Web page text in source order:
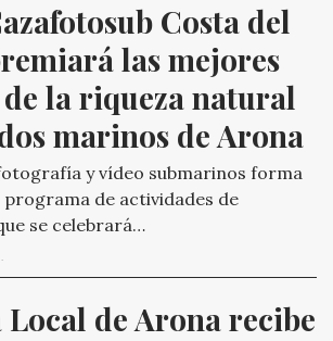
Costa del
las mejores
la riqueza natural
marinos de Arona
y vídeo submarinos forma
de actividades de
se celebrará…
.
de Arona recibe